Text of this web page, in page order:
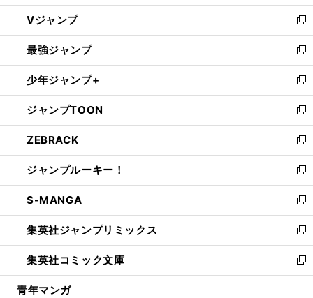
ウ
ィ
ン
ド
ウ
で
開
く
し
い
ウ
ィ
ン
ド
ウ
で
開
く
Vジャンプ
新
し
い
ウ
ィ
ン
ド
ウ
で
開
く
最強ジャンプ
新
し
い
ウ
ィ
ン
ド
ウ
で
開
く
少年ジャンプ+
新
し
い
ウ
ィ
ン
ド
ウ
で
開
く
ジャンプTOON
新
し
い
ウ
ィ
ン
ド
ウ
で
開
く
ZEBRACK
新
し
い
ウ
ィ
ン
ド
ウ
で
開
ジャンプルーキー！
新
し
い
ウ
ィ
ン
ド
ウ
S-MANGA
新
し
い
ウ
ィ
ン
集英社ジャンプリミックス
新
し
い
ウ
集英社コミック文庫
新
し
青年マンガ